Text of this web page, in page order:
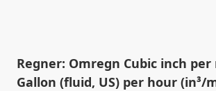
Regner: Omregn Cubic inch
Gallon (fluid, US) per hour (in³/